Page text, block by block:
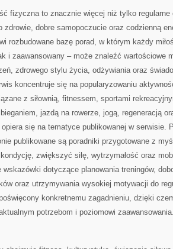
fizyczna to znacznie więcej niż tylko
zdrowie, dobre samopoczucie oraz codzienną
rozbudowane bazę porad, w którym każdy
i zaawansowany – może znaleźć wartościowe
zdrowego stylu życia, odżywiania oraz
koncentruje się na popularyzowaniu
z siłownią, fitnessem, sportami
jazdą na rowerze, jogą, regeneracją
się na tematyce publikowanej w serwisie.
publikowane są poradniki przygotowane z
zwiększyć siłę, wytrzymałość oraz
dotyczące planowania treningów,
oraz utrzymywania wysokiej motywacji do
poświęcony konkretnemu zagadnieniu, dzięki
potrzebom i poziomowi